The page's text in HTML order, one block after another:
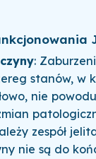
:
stanów, w
nie
zespół
nie są do